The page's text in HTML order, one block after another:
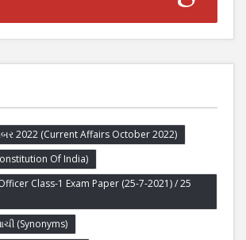
2022 (Current Affairs October 2022)
Of India)
Class-1 Exam Paper (25-7-2021) / 25
(Synonyms)